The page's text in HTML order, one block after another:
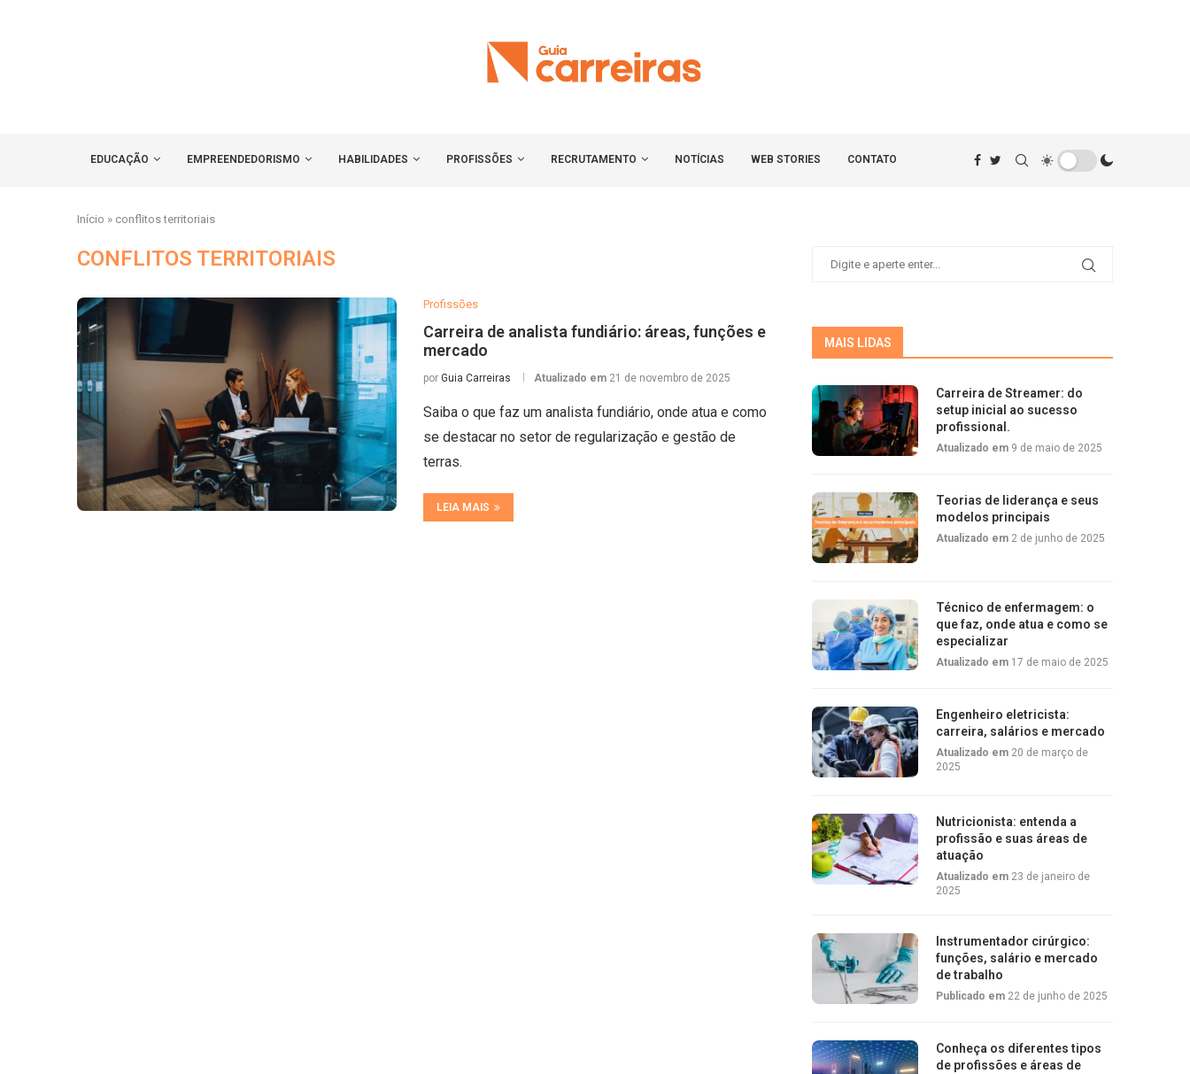
EDUCAÇÃO EMPREENDEDORISMO HABILIDADES PROFISSÕES RECRUTAMENTO NOTÍCIAS WEB STORIES CONTATO
Início » conflitos territoriais
CONFLITOS TERRITORIAIS
Profissões
Carreira de analista fundiário: áreas, funções e
mercado
por Guia Carreiras Atualizado em 21 de novembro de 2025
Saiba o que faz um analista fundiário, onde atua e como
se destacar no setor de regularização e gestão de
terras.
LEIA MAIS
MAIS LIDAS
Carreira de Streamer: do
setup inicial ao sucesso
profissional.
Atualizado em 9 de maio de 2025
Teorias de liderança e seus
modelos principais
Atualizado em 2 de junho de 2025
Técnico de enfermagem: o
que faz, onde atua e como se
especializar
Atualizado em 17 de maio de 2025
Engenheiro eletricista:
carreira, salários e mercado
Atualizado em 20 de março de
2025
Nutricionista: entenda a
profissão e suas áreas de
atuação
Atualizado em 23 de janeiro de
2025
Instrumentador cirúrgico:
funções, salário e mercado
de trabalho
Publicado em 22 de junho de 2025
Conheça os diferentes tipos
de profissões e áreas de